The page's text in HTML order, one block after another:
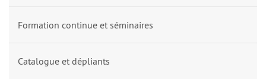
Formation continue et séminaires
Catalogue et dépliants